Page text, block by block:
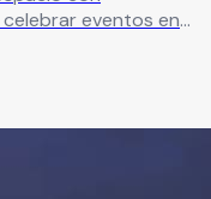
eventos en
de una experiencia
única, rodeados de
momento algo